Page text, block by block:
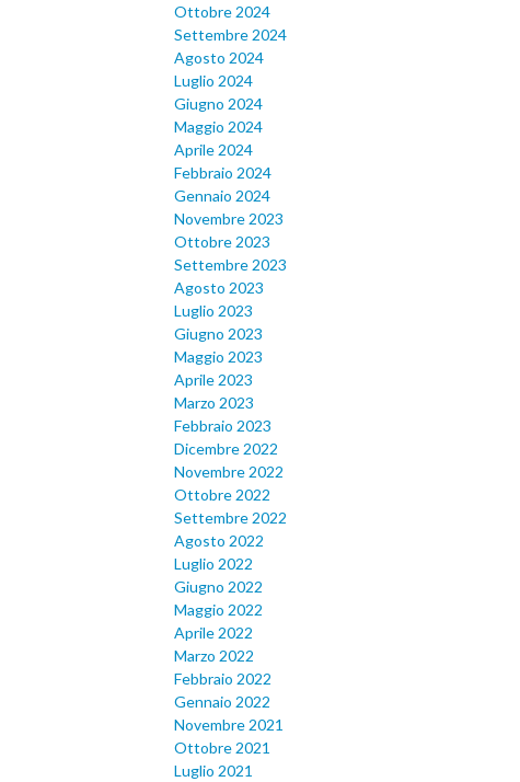
Ottobre 2024
Settembre 2024
Agosto 2024
Luglio 2024
Giugno 2024
Maggio 2024
Aprile 2024
Febbraio 2024
Gennaio 2024
Novembre 2023
Ottobre 2023
Settembre 2023
Agosto 2023
Luglio 2023
Giugno 2023
Maggio 2023
Aprile 2023
Marzo 2023
Febbraio 2023
Dicembre 2022
Novembre 2022
Ottobre 2022
Settembre 2022
Agosto 2022
Luglio 2022
Giugno 2022
Maggio 2022
Aprile 2022
Marzo 2022
Febbraio 2022
Gennaio 2022
Novembre 2021
Ottobre 2021
Luglio 2021